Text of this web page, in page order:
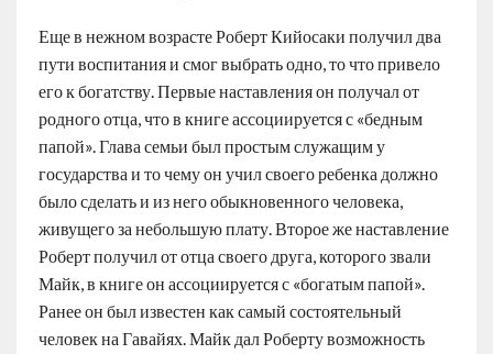
Еще в нежном возрасте Роберт Кийосаки получил два
пути воспитания и смог выбрать одно, то что привело
его к богатству. Первые наставления он получал от
родного отца, что в книге ассоциируется с «бедным
папой». Глава семьи был простым служащим у
государства и то чему он учил своего ребенка должно
было сделать и из него обыкновенного человека,
живущего за небольшую плату. Второе же наставление
Роберт получил от отца своего друга, которого звали
Майк, в книге он ассоциируется с «богатым папой».
Ранее он был известен как самый состоятельный
человек на Гавайях. Майк дал Роберту возможность